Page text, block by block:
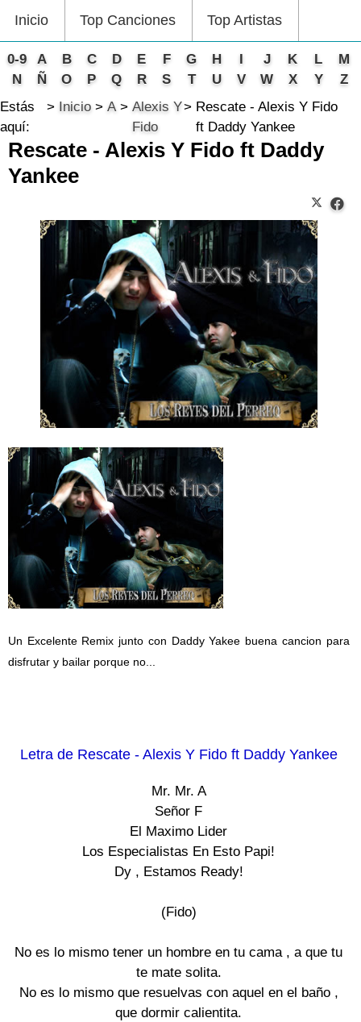
Inicio Top Canciones Top Artistas
0-9 A B C D E F G H I J K L
M
N
Ñ O P Q R S T U V W X Y
Z
Estás
aquí:
Inicio A
Alexis Y
Fido
Rescate - Alexis Y Fido
ft Daddy Yankee
Rescate - Alexis Y Fido ft Daddy
Yankee
Un Excelente Remix junto con Daddy Yakee buena cancion para
disfrutar y bailar porque no...
Letra de Rescate - Alexis Y Fido ft Daddy Yankee
Mr. Mr. A
Señor F
El Maximo Lider
Los Especialistas En Esto Papi!
Dy , Estamos Ready!
(Fido)
No es lo mismo tener un hombre en tu cama , a que tu
te mate solita.
No es lo mismo que resuelvas con aquel en el baño ,
que dormir calientita.